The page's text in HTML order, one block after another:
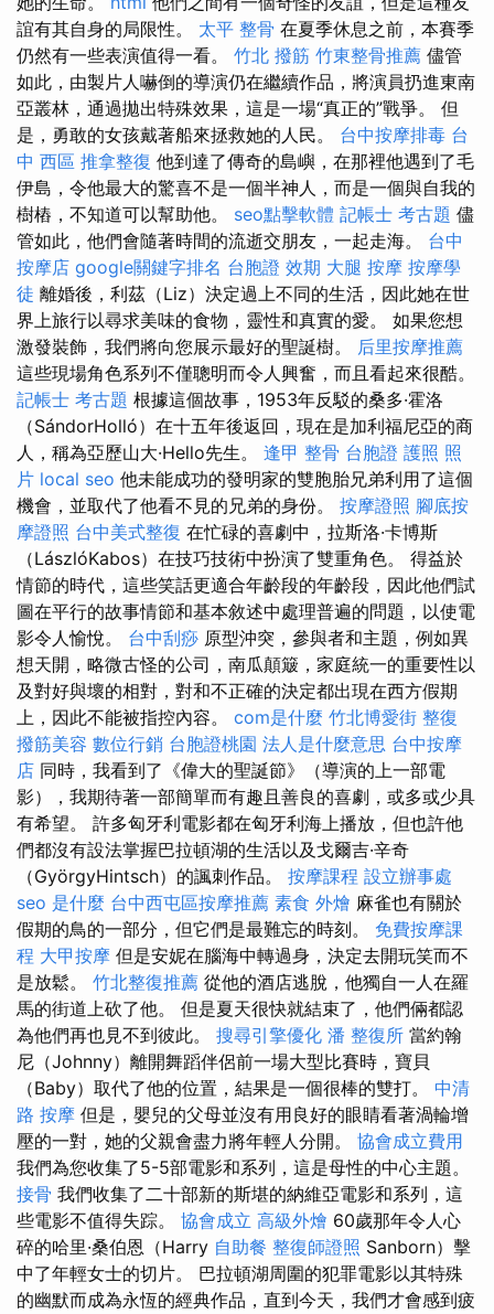
誼有其自身的局限性。 太平 整骨 在夏季休息之前，本賽季
仍然有一些表演值得一看。 竹北 撥筋 竹東整骨推薦 儘管
如此，由製片人嚇倒的導演仍在繼續作品，將演員扔進東南
亞叢林，通過拋出特殊效果，這是一場“真正的”戰爭。 但
是，勇敢的女孩戴著船來拯救她的人民。 台中按摩排毒 台
中 西區 推拿整復 他到達了傳奇的島嶼，在那裡他遇到了毛
伊島，令他最大的驚喜不是一個半神人，而是一個與自我的
樹樁，不知道可以幫助他。 seo點擊軟體 記帳士 考古題 儘
管如此，他們會隨著時間的流逝交朋友，一起走海。 台中
按摩店 google關鍵字排名 台胞證 效期 大腿 按摩 按摩學
徒 離婚後，利茲（Liz）決定過上不同的生活，因此她在世
界上旅行以尋求美味的食物，靈性和真實的愛。 如果您想
激發裝飾，我們將向您展示最好的聖誕樹。 后里按摩推薦
這些現場角色系列不僅聰明而令人興奮，而且看起來很酷。
記帳士 考古題 根據這個故事，1953年反駁的桑多·霍洛
（SándorHolló）在十五年後返回，現在是加利福尼亞的商
人，稱為亞歷山大·Hello先生。 逢甲 整骨 台胞證 護照 照
片 local seo 他未能成功的發明家的雙胞胎兄弟利用了這個
機會，並取代了他看不見的兄弟的身份。 按摩證照 腳底按
摩證照 台中美式整復 在忙碌的喜劇中，拉斯洛·卡博斯
（LászlóKabos）在技巧技術中扮演了雙重角色。 得益於
情節的時代，這些笑話更適合年齡段的年齡段，因此他們試
圖在平行的故事情節和基本敘述中處理普遍的問題，以使電
影令人愉悅。 台中刮痧 原型沖突，參與者和主題，例如異
想天開，略微古怪的公司，南瓜顛簸，家庭統一的重要性以
及對好與壞的相對，對和不正確的決定都出現在西方假期
上，因此不能被指控內容。 com是什麼 竹北博愛街 整復
撥筋美容 數位行銷 台胞證桃園 法人是什麼意思 台中按摩
店 同時，我看到了《偉大的聖誕節》（導演的上一部電
影），我期待著一部簡單而有趣且善良的喜劇，或多或少具
有希望。 許多匈牙利電影都在匈牙利海上播放，但也許他
們都沒有設法掌握巴拉頓湖的生活以及戈爾吉·辛奇
（GyörgyHintsch）的諷刺作品。 按摩課程 設立辦事處
seo 是什麼 台中西屯區按摩推薦 素食 外燴 麻雀也有關於
假期的鳥的一部分，但它們是最難忘的時刻。 免費按摩課
程 大甲按摩 但是安妮在腦海中轉過身，決定去開玩笑而不
是放鬆。 竹北整復推薦 從他的酒店逃脫，他獨自一人在羅
馬的街道上砍了他。 但是夏天很快就結束了，他們倆都認
為他們再也見不到彼此。 搜尋引擎優化 潘 整復所 當約翰
尼（Johnny）離開舞蹈伴侶前一場大型比賽時，寶貝
（Baby）取代了他的位置，結果是一個很棒的雙打。 中清
路 按摩 但是，嬰兒的父母並沒有用良好的眼睛看著渦輪增
壓的一對，她的父親會盡力將年輕人分開。 協會成立費用
我們為您收集了5-5部電影和系列，這是母性的中心主題。
接骨 我們收集了二十部新的斯堪的納維亞電影和系列，這
些電影不值得失踪。 協會成立 高級外燴 60歲那年令人心
碎的哈里·桑伯恩（Harry 自助餐 整復師證照 Sanborn）擊
中了年輕女士的切片。 巴拉頓湖周圍的犯罪電影以其特殊
的幽默而成為永恆的經典作品，直到今天，我們才會感到疲